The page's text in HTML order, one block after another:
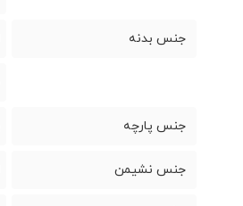
جنس بدنه
جنس پارچه
جنس نشیمن